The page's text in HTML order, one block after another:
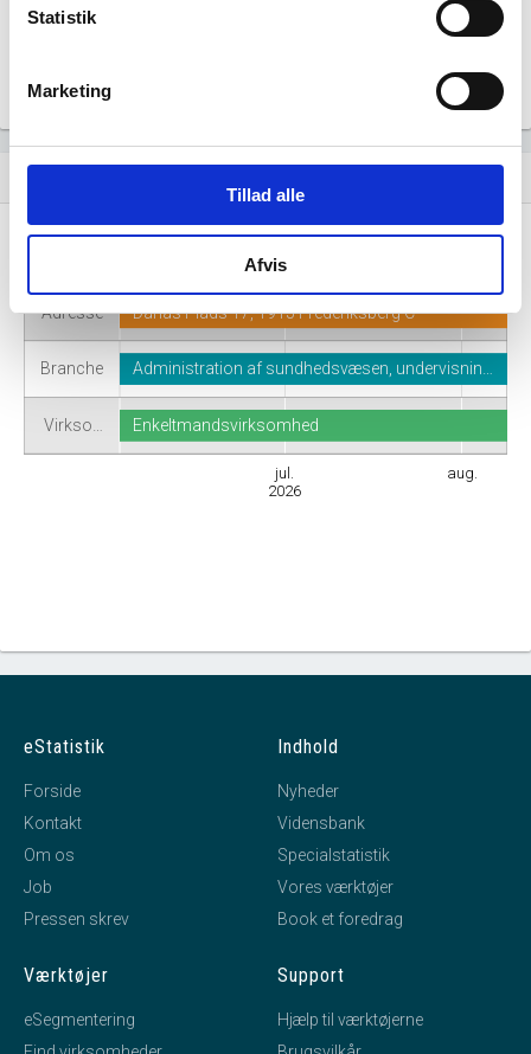
Statistik
Marketing
Tillad alle
Afvis
Adresse
Branche
Virkso…
jul.
2026
aug.
Kaveh Borhani MD
Danas Plads 17, 1915 Frederiksberg C
Administration af sundhedsvæsen, undervisnin…
Enkeltmandsvirksomhed
eStatistik
Forside
Kontakt
Om os
Job
Pressen skrev
Indhold
Nyheder
Vidensbank
Specialstatistik
Vores værktøjer
Book et foredrag
Værktøjer
eSegmentering
Support
Hjælp til værktøjerne